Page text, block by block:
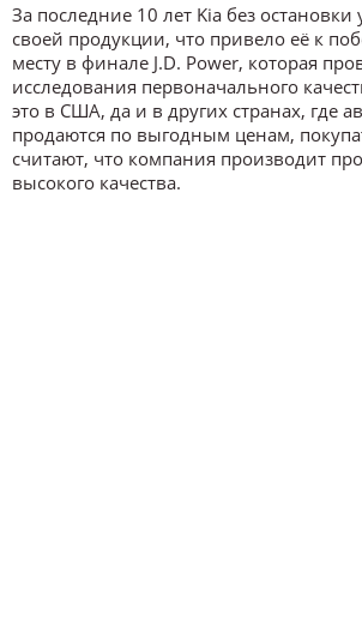
За последние 10 лет Kia без
своей продукции, что привело её к
месту в финале J.D. Power, которая
исследования первоначального
это в США, да и в других странах, где
продаются по выгодным ценам,
считают, что компания производит
высокого качества.